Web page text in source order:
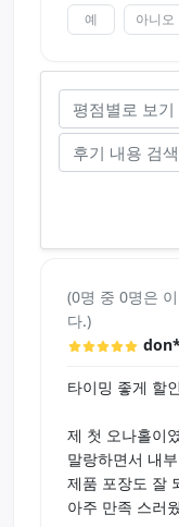
예 아니오
평점별로 보기
(0명 중 0명은
다.)
타이밍 좋게 할
제 첫 오나홀이
말랑하면서 내
제품 포장도 잘
아주 만족 스러